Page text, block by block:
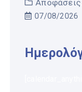
07/08/2026